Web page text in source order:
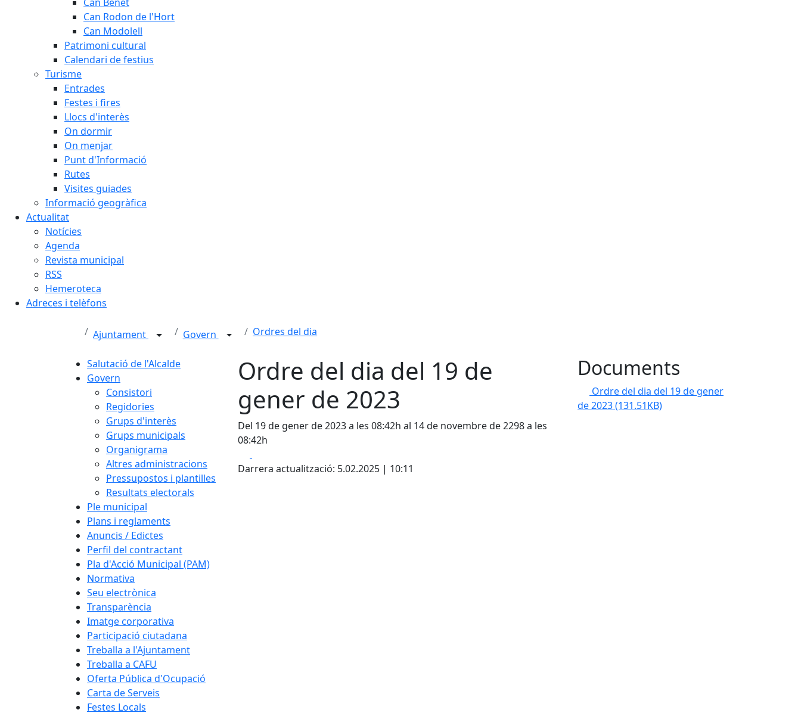
Can Rodon de l'Hort
Can Modolell
Patrimoni cultural
Calendari de festius
Turisme
Entrades
Festes i fires
Llocs d'interès
On dormir
On menjar
Punt d'Informació
Rutes
Visites guiades
Informació geogràfica
Actualitat
Notícies
Agenda
Revista municipal
RSS
Hemeroteca
Adreces i telèfons
Ajuntament Govern Ordres del dia
Salutació de l'Alcalde
Govern
Consistori
Regidories
Grups d'interès
Grups municipals
Organigrama
Altres administracions
Pressupostos i plantilles
Resultats electorals
Ple municipal
Plans i reglaments
Anuncis / Edictes
Perfil del contractant
Pla d'Acció Municipal (PAM)
Normativa
Seu electrònica
Transparència
Imatge corporativa
Participació ciutadana
Treballa a l'Ajuntament
Treballa a CAFU
Oferta Pública d'Ocupació
Carta de Serveis
Festes Locals
Ordre del dia del 19 de
gener de 2023
Del 19 de gener de 2023 a les 08:42h al 14 de novembre de 2298 a les
08:42h
Darrera actualització: 5.02.2025 | 10:11
Documents
Ordre del dia del 19 de gener
de 2023(131.51KB)